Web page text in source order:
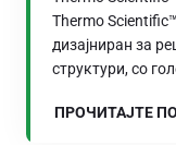
Thermo
дизајниран за
структури, со
ПРОЧИТАЈТЕ